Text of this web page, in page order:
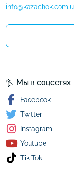
Мы в соцсетях
Facebook
Twitter
Instagram
Youtube
Tik Tok